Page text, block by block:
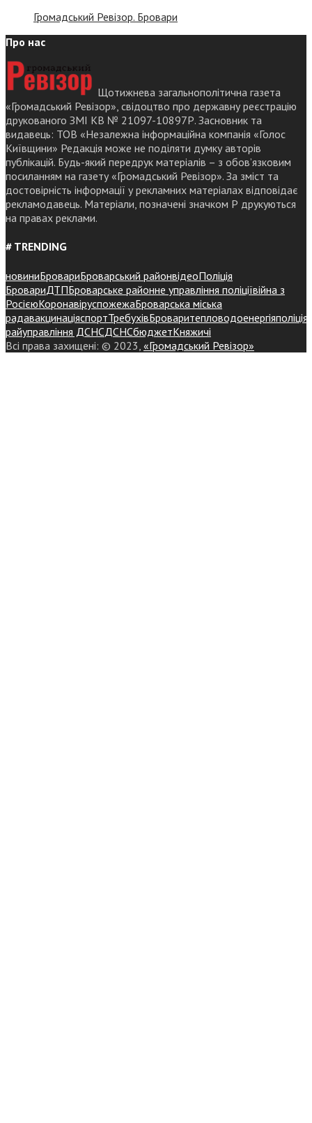
Громадський Ревізор. Бровари
Про нас
Щотижнева загальнополітична газета
«Громадський Ревізор», свідоцтво про державну реєстрацію
друкованого ЗМІ КВ № 21097-10897Р. Засновник та
видавець: ТОВ «Незалежна інформаційна компанія «Голос
Київщини» Редакція може не поділяти думку авторів
публікацій. Будь-який передрук матеріалів – з обов’язковим
посиланням на газету «Громадський Ревізор». За зміст та
достовірність інформації у рекламних матеріалах відповідає
рекламодавець. Матеріали, позначені значком Р друкуються
на правах реклами.
# TRENDING
новиниБровариБроварський районвідеоПоліція
БровариДТПБроварське районне управління поліціївійна з
РосієюКоронавіруспожежаБроварська міська
радавакцинаціяспортТребухівБроваритепловодоенергіяполіція
райуправління ДСНСДСНСбюджетКняжичі
Всі права захищені: © 2023, «Громадський Ревізор»